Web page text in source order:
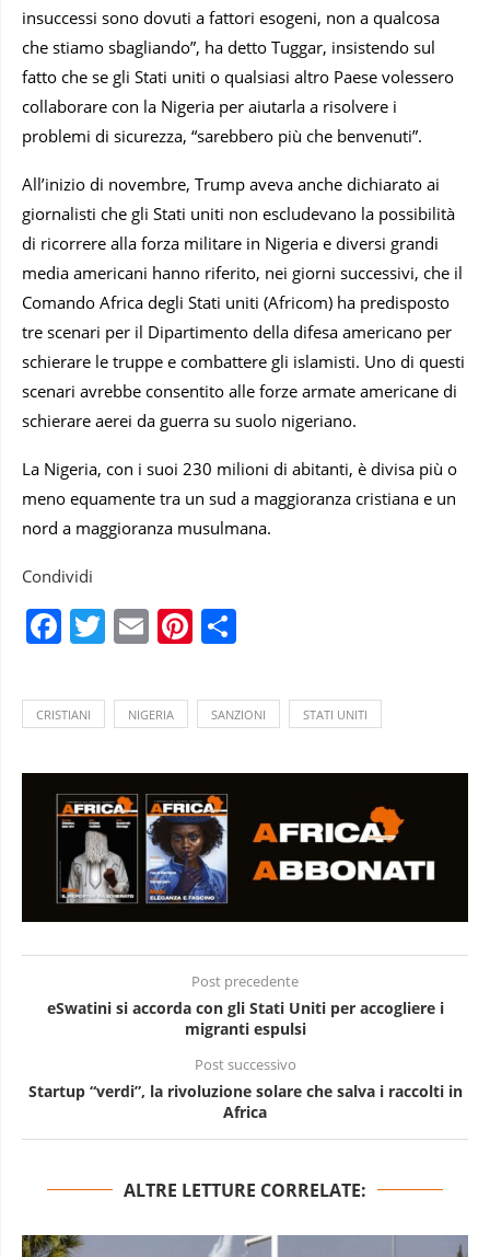
insuccessi sono dovuti a fattori esogeni, non a qualcosa
che stiamo sbagliando”, ha detto Tuggar, insistendo sul
fatto che se gli Stati uniti o qualsiasi altro Paese volessero
collaborare con la Nigeria per aiutarla a risolvere i
problemi di sicurezza, “sarebbero più che benvenuti”.
All’inizio di novembre, Trump aveva anche dichiarato ai
giornalisti che gli Stati uniti non escludevano la possibilità
di ricorrere alla forza militare in Nigeria e diversi grandi
media americani hanno riferito, nei giorni successivi, che il
Comando Africa degli Stati uniti (Africom) ha predisposto
tre scenari per il Dipartimento della difesa americano per
schierare le truppe e combattere gli islamisti. Uno di questi
scenari avrebbe consentito alle forze armate americane di
schierare aerei da guerra su suolo nigeriano.
La Nigeria, con i suoi 230 milioni di abitanti, è divisa più o
meno equamente tra un sud a maggioranza cristiana e un
nord a maggioranza musulmana.
Condividi
Facebook
Twitter
EmailPinterest
CRISTIANI NIGERIA SANZIONI STATI UNITI
Post precedente
eSwatini si accorda con gli Stati Uniti per accogliere i
migranti espulsi
Post successivo
Startup “verdi”, la rivoluzione solare che salva i raccolti in
Africa
ALTRE LETTURE CORRELATE: